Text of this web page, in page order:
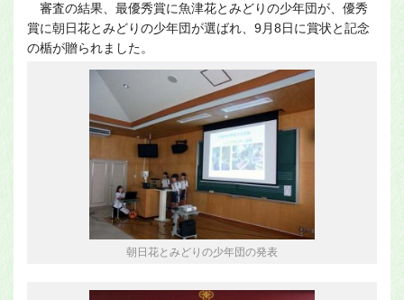
審査の結果、最優秀賞に魚津花とみどりの少年団が、優秀
賞に朝日花とみどりの少年団が選ばれ、9月8日に賞状と記念
の楯が贈られました。
朝日花とみどりの少年団の発表